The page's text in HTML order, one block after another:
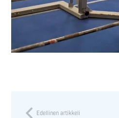
Edellinen artikkeli